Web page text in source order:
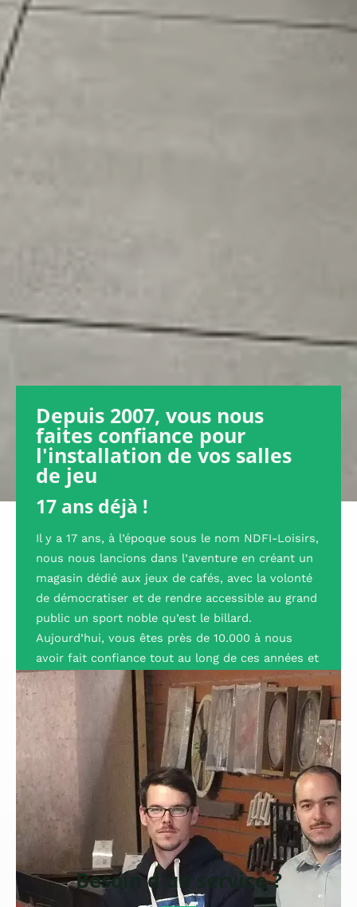
Depuis 2007, vous nous
faites confiance pour
l'installation de vos salles
de jeu
17 ans déjà !
Il y a 17 ans, à l’époque sous le nom NDFI-Loisirs,
nous nous lancions dans l’aventure en créant un
magasin dédié aux jeux de cafés, avec la volonté
de démocratiser et de rendre accessible au grand
public un sport noble qu’est le billard.
Aujourd’hui, vous êtes près de 10.000 à nous
avoir fait confiance tout au long de ces années et
nous vous en remercions.
Besoin d'un service ?